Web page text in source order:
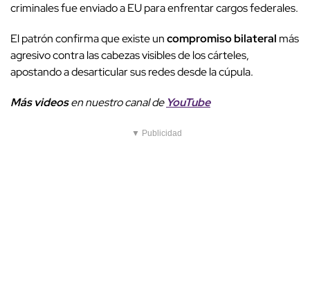
criminales fue enviado a EU para enfrentar cargos federales.
El patrón confirma que existe uncompromiso bilateral más
agresivo contra las cabezas visibles de los cárteles,
apostando a desarticular sus redes desde la cúpula.
Más videosen nuestro canal de YouTube
▼ Publicidad